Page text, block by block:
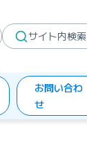
サイト内検索
お問い合わ
せ